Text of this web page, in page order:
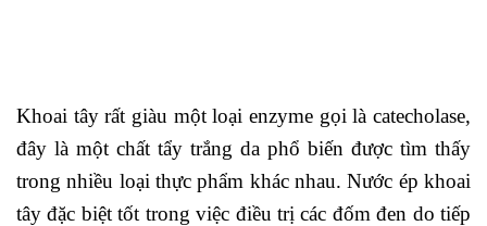
Khoai tây rất giàu một loại enzyme gọi là catecholase,
đây là một chất tẩy trắng da phổ biến được tìm thấy
trong nhiều loại thực phẩm khác nhau. Nước ép khoai
tây đặc biệt tốt trong việc điều trị các đốm đen do tiếp